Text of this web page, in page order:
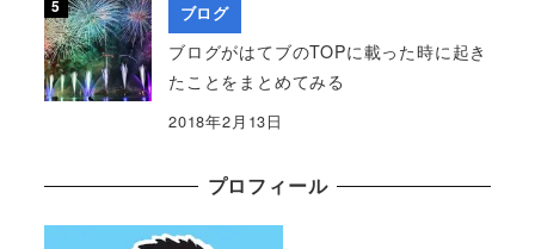
ブログ
ブログがはてブのTOPに載った時に起き
たことをまとめてみる
2018年2月13日
プロフィール